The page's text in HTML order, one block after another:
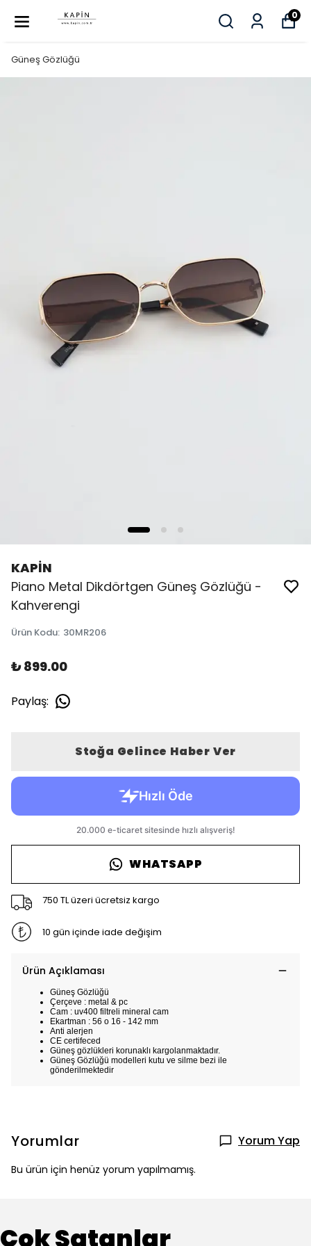
0
Güneş Gözlüğü
KAPİN
Piano Metal Dikdörtgen Güneş Gözlüğü -
Kahverengi
Ürün Kodu: 30MR206
₺ 899.00
Paylaş:
Stoğa Gelince Haber Ver
WHATSAPP
750 TL üzeri ücretsiz kargo
10 gün içinde iade değişim
Ürün Açıklaması
Güneş Gözlüğü
Çerçeve : metal & pc
Cam : uv400 filtreli mineral cam
Ekartman : 56 o 16 - 142 mm
Anti alerjen
CE certifeced
Güneş gözlükleri korunaklı kargolanmaktadır.
Güneş Gözlüğü modelleri kutu ve silme bezi ile
gönderilmektedir
Yorumlar Yorum Yap
Bu ürün için henüz yorum yapılmamış.
Çok Satanlar